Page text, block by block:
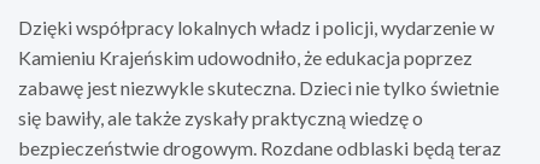
Dzięki współpracy lokalnych władz i policji, wydarzenie w
Kamieniu Krajeńskim udowodniło, że edukacja poprzez
zabawę jest niezwykle skuteczna. Dzieci nie tylko świetnie
się bawiły, ale także zyskały praktyczną wiedzę o
bezpieczeństwie drogowym. Rozdane odblaski będą teraz